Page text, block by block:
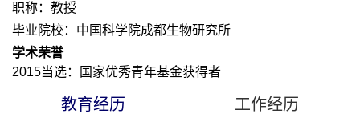
职称：教授
毕业院校：中国科学院成都生物研究所
学术荣誉
2015当选：国家优秀青年基金获得者
教育经历 工作经历